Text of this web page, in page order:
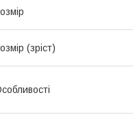
(зріст)